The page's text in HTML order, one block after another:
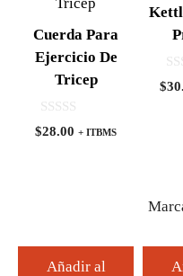
Cuerda Para
Ejercicio De
Tricep
0
d
$28.00 + ITBMS
Añadir al
0
d
$